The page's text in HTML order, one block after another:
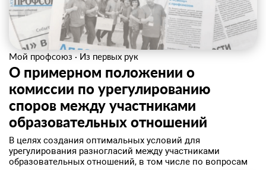
Мой профсоюз · Из первых рук
О примерном положении о
комиссии по урегулированию
споров между участниками
образовательных отношений
В целях создания оптимальных условий для
урегулирования разногласий между участниками
образовательных отношений, в том числе по вопросам